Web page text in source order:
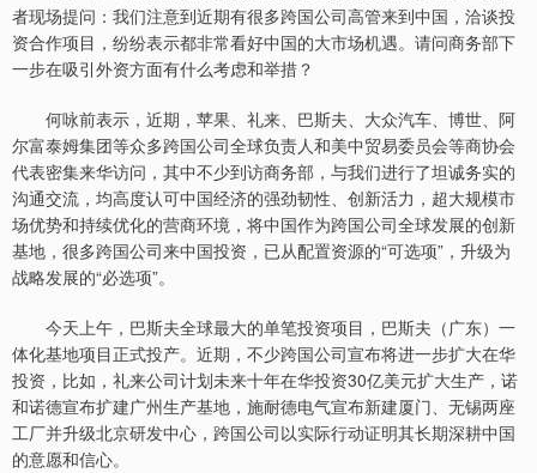
者现场提问：我们注意到近期有很多跨国公司高管来到中国，洽谈投
资合作项目，纷纷表示都非常看好中国的大市场机遇。请问商务部下
一步在吸引外资方面有什么考虑和举措？
何咏前表示，近期，苹果、礼来、巴斯夫、大众汽车、博世、阿
尔富泰姆集团等众多跨国公司全球负责人和美中贸易委员会等商协会
代表密集来华访问，其中不少到访商务部，与我们进行了坦诚务实的
沟通交流，均高度认可中国经济的强劲韧性、创新活力，超大规模市
场优势和持续优化的营商环境，将中国作为跨国公司全球发展的创新
基地，很多跨国公司来中国投资，已从配置资源的“可选项”，升级为
战略发展的“必选项”。
今天上午，巴斯夫全球最大的单笔投资项目，巴斯夫（广东）一
体化基地项目正式投产。近期，不少跨国公司宣布将进一步扩大在华
投资，比如，礼来公司计划未来十年在华投资30亿美元扩大生产，诺
和诺德宣布扩建广州生产基地，施耐德电气宣布新建厦门、无锡两座
工厂并升级北京研发中心，跨国公司以实际行动证明其长期深耕中国
的意愿和信心。